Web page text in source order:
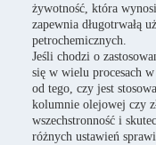
żywotność, która
zapewnia długotrwałą
petrochemicznych.
Jeśli chodzi o
się w wielu procesach
od tego, czy jest
kolumnie olejowej czy
wszechstronność i
różnych ustawień